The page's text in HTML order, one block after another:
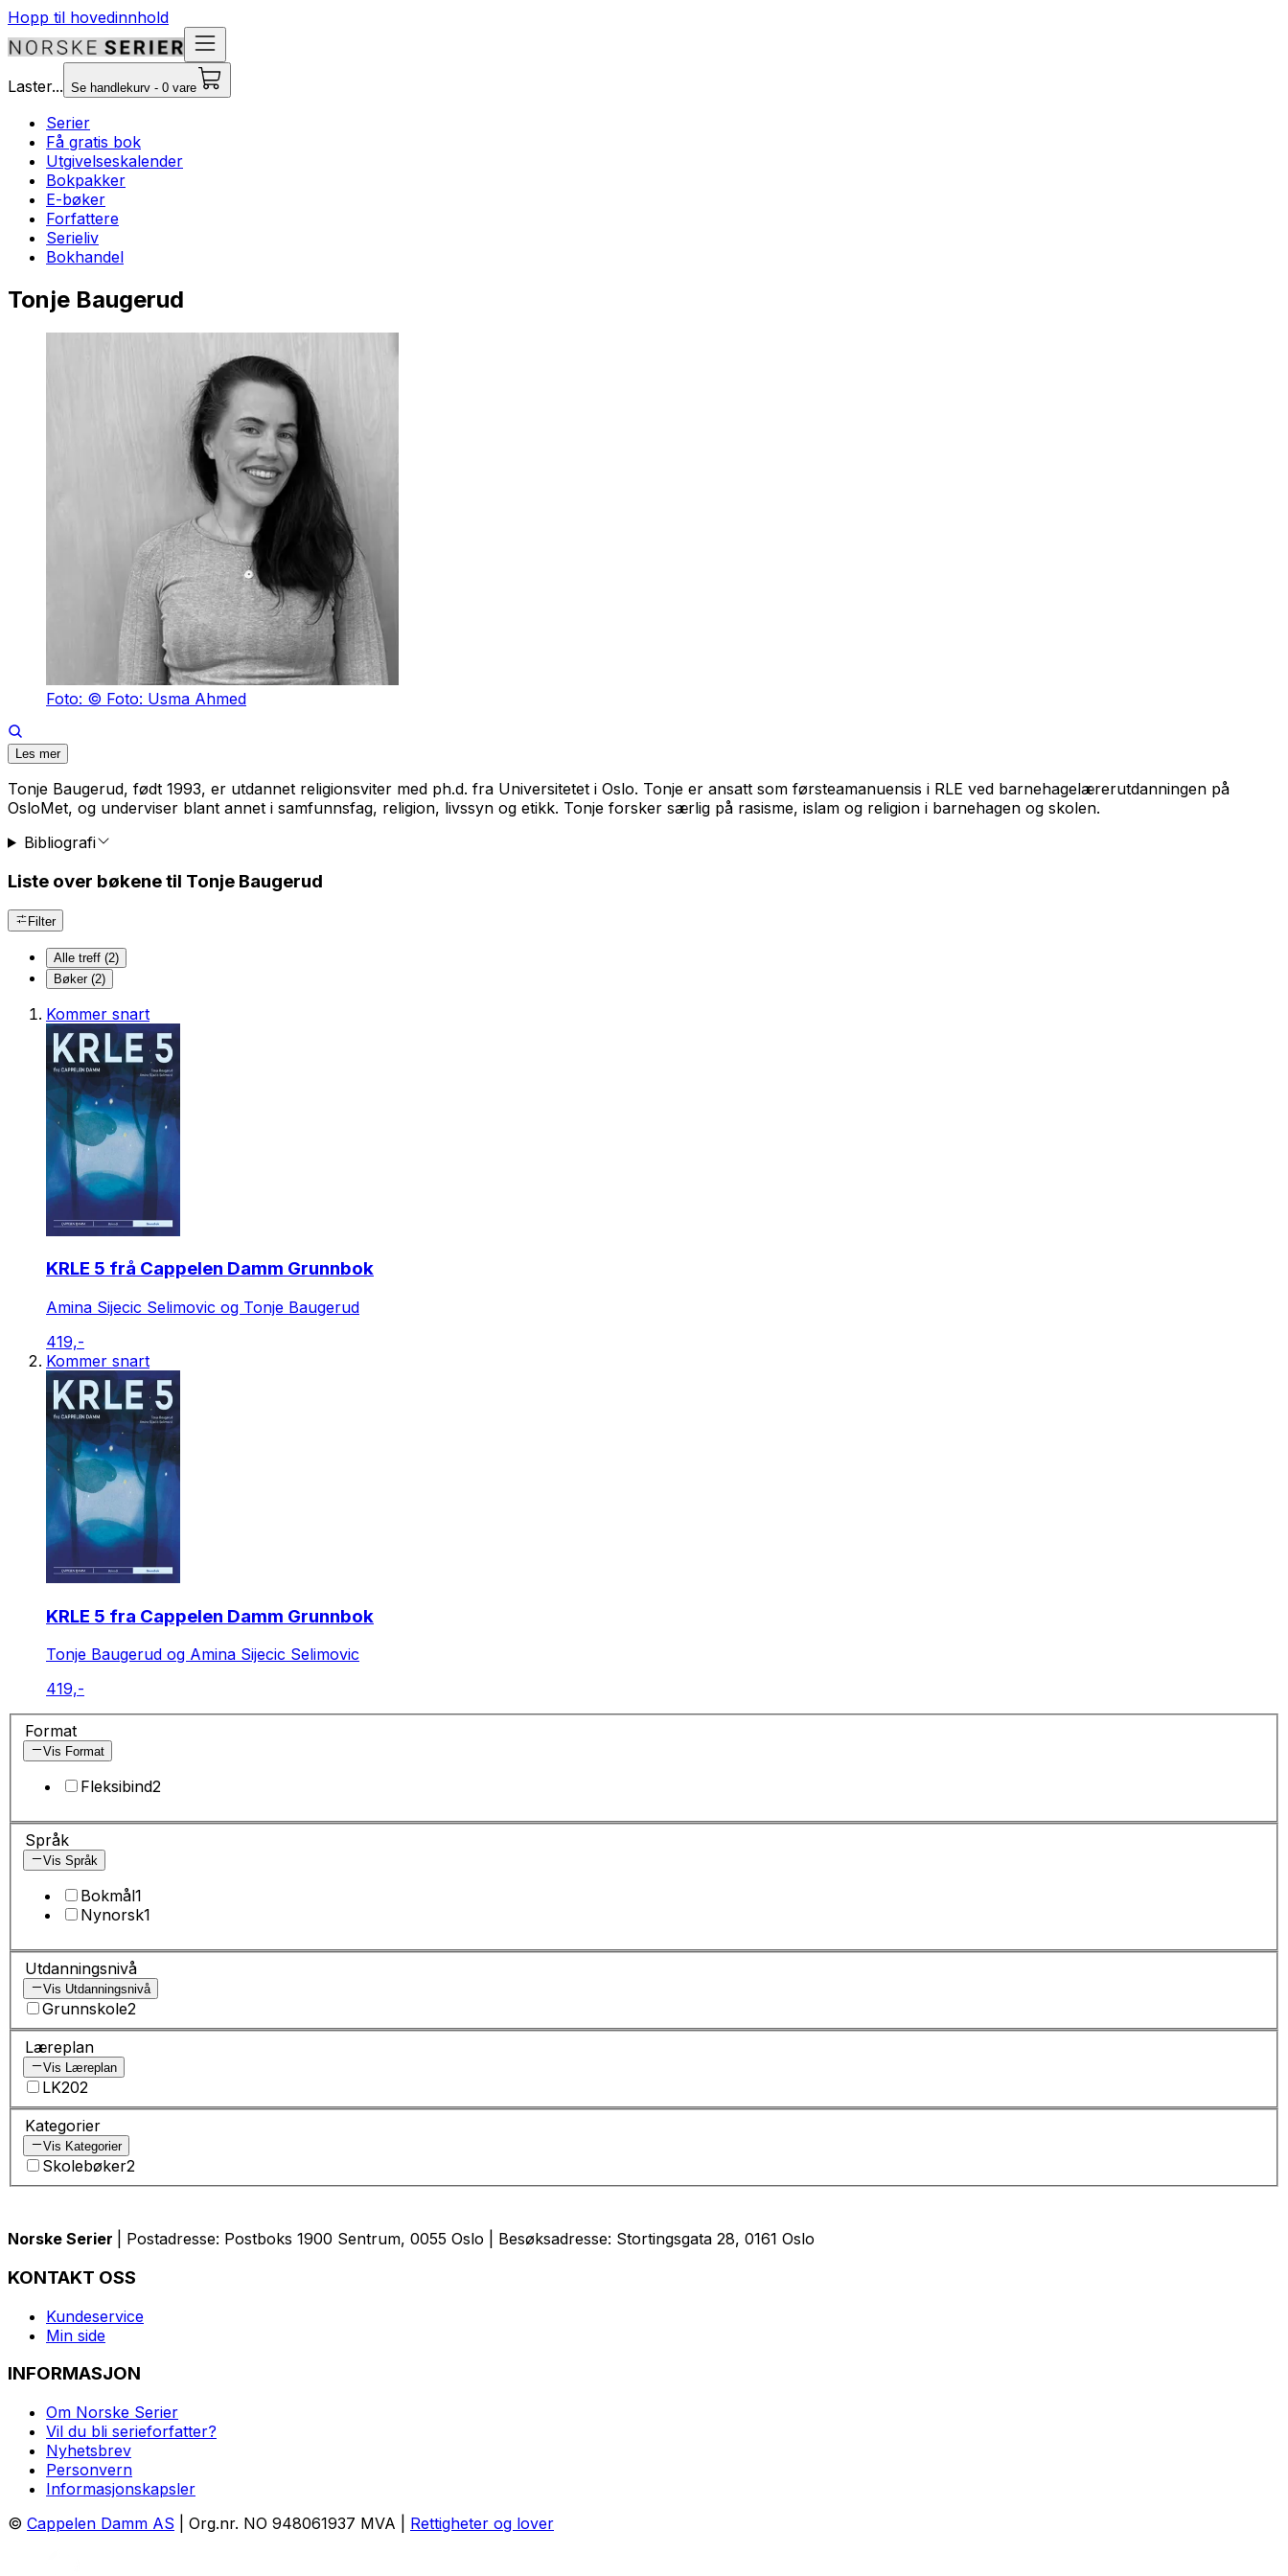
Hopp til hovedinnhold
Laster... Se handlekurv - 0 vare
Serier
Få gratis bok
Utgivelseskalender
Bokpakker
E-bøker
Forfattere
Serieliv
Bokhandel
Tonje Baugerud
Foto: © Foto: Usma Ahmed
Les mer
Tonje Baugerud, født 1993, er utdannet religionsviter med ph.d. fra Universitetet i Oslo. Tonje er ansatt som førsteamanuensis i RLE ved barnehagelærerutdanningen på
OsloMet, og underviser blant annet i samfunnsfag, religion, livssyn og etikk. Tonje forsker særlig på rasisme, islam og religion i barnehagen og skolen.
Bibliografi
Liste over bøkene til Tonje Baugerud
Filter
Alle treff (2)
Bøker (2)
Kommer snart
KRLE 5 frå Cappelen Damm Grunnbok
Amina Sijecic Selimovic og Tonje Baugerud
419,-
Kommer snart
KRLE 5 fra Cappelen Damm Grunnbok
Tonje Baugerud og Amina Sijecic Selimovic
419,-
Format
Vis Format
Fleksibind2
Språk
Vis Språk
Bokmål1
Nynorsk1
Utdanningsnivå
Vis Utdanningsnivå
Grunnskole2
Læreplan
Vis Læreplan
LK202
Kategorier
Vis Kategorier
Skolebøker2
Norske Serier | Postadresse: Postboks 1900 Sentrum, 0055 Oslo | Besøksadresse: Stortingsgata 28, 0161 Oslo
KONTAKT OSS
Kundeservice
Min side
INFORMASJON
Om Norske Serier
Vil du bli serieforfatter?
Nyhetsbrev
Personvern
Informasjonskapsler
© Cappelen Damm AS | Org.nr. NO 948061937 MVA | Rettigheter og lover